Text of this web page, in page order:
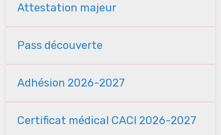
Attestation majeur
Pass découverte
Adhésion 2026-2027
Certificat médical CACI 2026-2027